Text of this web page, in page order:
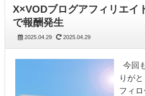
X×VODブログアフィリエイ
で報酬発生
2025.04.29 2025.04.29
今回
りが
フィ